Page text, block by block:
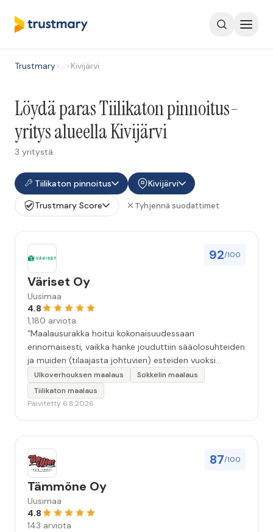
Trustmary>…>Kivijärvi
Löydä paras Tiilikaton pinnoitus-
yritys alueella Kivijärvi
3 yritystä
Tiilikaton pinnoitus
Kivijärvi
Trustmary Score
Tyhjennä suodattimet
92/100
Väriset Oy
Uusimaa
4.8
1,180 arviota
“Maalausurakka hoitui kokonaisuudessaan
erinomaisesti, vaikka hanke jouduttiin sääolosuhteiden
ja muiden (tilaajasta johtuvien) esteiden vuoksi
keskeyttämään n. 3 viikoksi. Maalaistulos on oikein
hyvä, yhteydenpito erinomaista, jälkityöt tehtiin
huolellisesti. Suosittelen. Erityiskiitos itse maalareille:
Ulkoverhouksen maalaus
Sokkelin maalaus
Tiilikaton maalaus
Päivitetty 6.8.2026
87/100
Tämmöne Oy
Uusimaa
4.8
143 arviota